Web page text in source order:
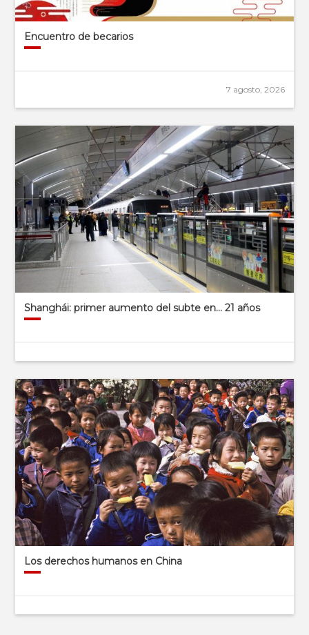
Encuentro de becarios
7 agosto, 2026
Shanghái: primer aumento del subte en… 21 años
Los derechos humanos en China